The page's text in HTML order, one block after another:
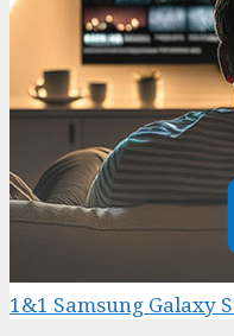
1&1 Samsung Galaxy